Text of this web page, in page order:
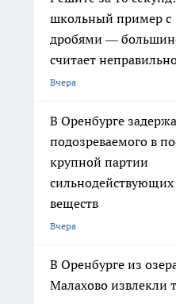
школьный пример с
дробями —
считает
Вчера
В Оренбурге
подозреваемого в
крупной партии
сильнодействующих
веществ
Вчера
В Оренбурге из
Малахово извлекли